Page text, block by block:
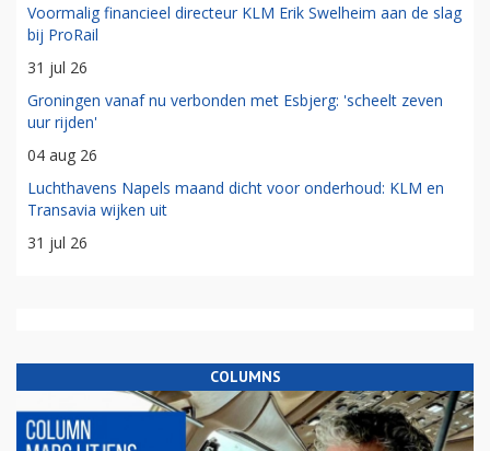
Voormalig financieel directeur KLM Erik Swelheim aan de slag
bij ProRail
31 jul 26
Groningen vanaf nu verbonden met Esbjerg: 'scheelt zeven
uur rijden'
04 aug 26
Luchthavens Napels maand dicht voor onderhoud: KLM en
Transavia wijken uit
31 jul 26
COLUMNS